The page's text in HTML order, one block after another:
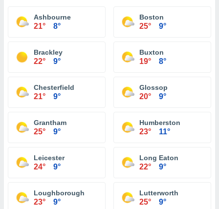
Ashbourne
21° 8°
Boston
25° 9°
Brackley
22° 9°
Buxton
19° 8°
Chesterfield
21° 9°
Glossop
20° 9°
Grantham
25° 9°
Humberston
23° 11°
Leicester
24° 9°
Long Eaton
22° 9°
Loughborough
23° 9°
Lutterworth
25° 9°